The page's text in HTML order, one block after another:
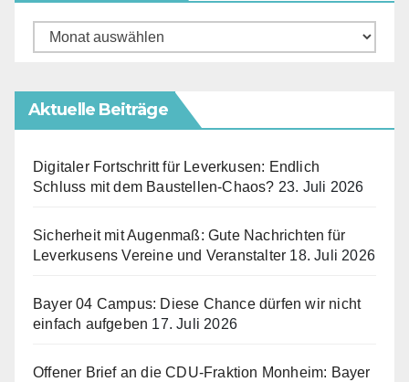
Beitragsarchive
Aktuelle Beiträge
Digitaler Fortschritt für Leverkusen: Endlich
Schluss mit dem Baustellen-Chaos? 23. Juli 2026
Sicherheit mit Augenmaß: Gute Nachrichten für
Leverkusens Vereine und Veranstalter 18. Juli 2026
Bayer 04 Campus: Diese Chance dürfen wir nicht
einfach aufgeben 17. Juli 2026
Offener Brief an die CDU-Fraktion Monheim: Bayer